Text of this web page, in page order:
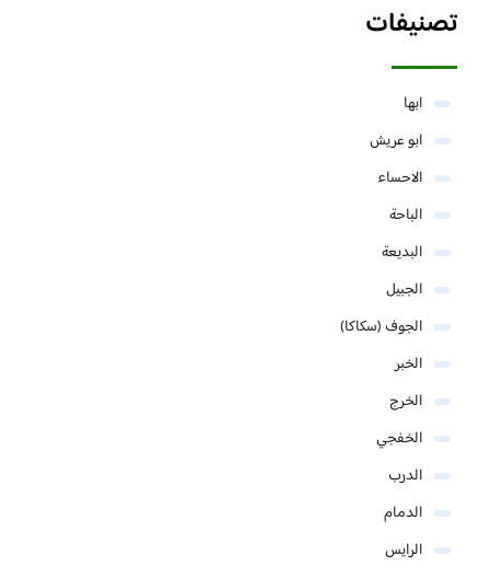
تصنيفات
ابها
ابو عريش
الاحساء
الباحة
البديعة
الجبيل
الجوف (سكاكا)
الخبر
الخرج
الخفجي
الدرب
الدمام
الرايس